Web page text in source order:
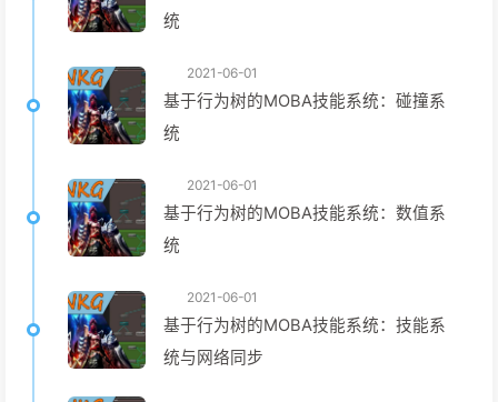
统
2021-06-01
基于行为树的MOBA技能系统：碰撞系
统
2021-06-01
基于行为树的MOBA技能系统：数值系
统
2021-06-01
基于行为树的MOBA技能系统：技能系
统与网络同步